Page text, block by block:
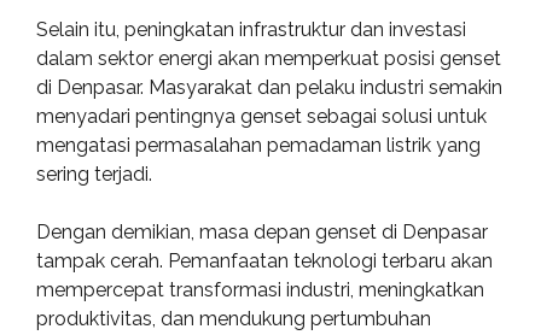
Selain itu, peningkatan infrastruktur dan investasi
dalam sektor energi akan memperkuat posisi genset
di Denpasar. Masyarakat dan pelaku industri semakin
menyadari pentingnya genset sebagai solusi untuk
mengatasi permasalahan pemadaman listrik yang
sering terjadi.
Dengan demikian, masa depan genset di Denpasar
tampak cerah. Pemanfaatan teknologi terbaru akan
mempercepat transformasi industri, meningkatkan
produktivitas, dan mendukung pertumbuhan